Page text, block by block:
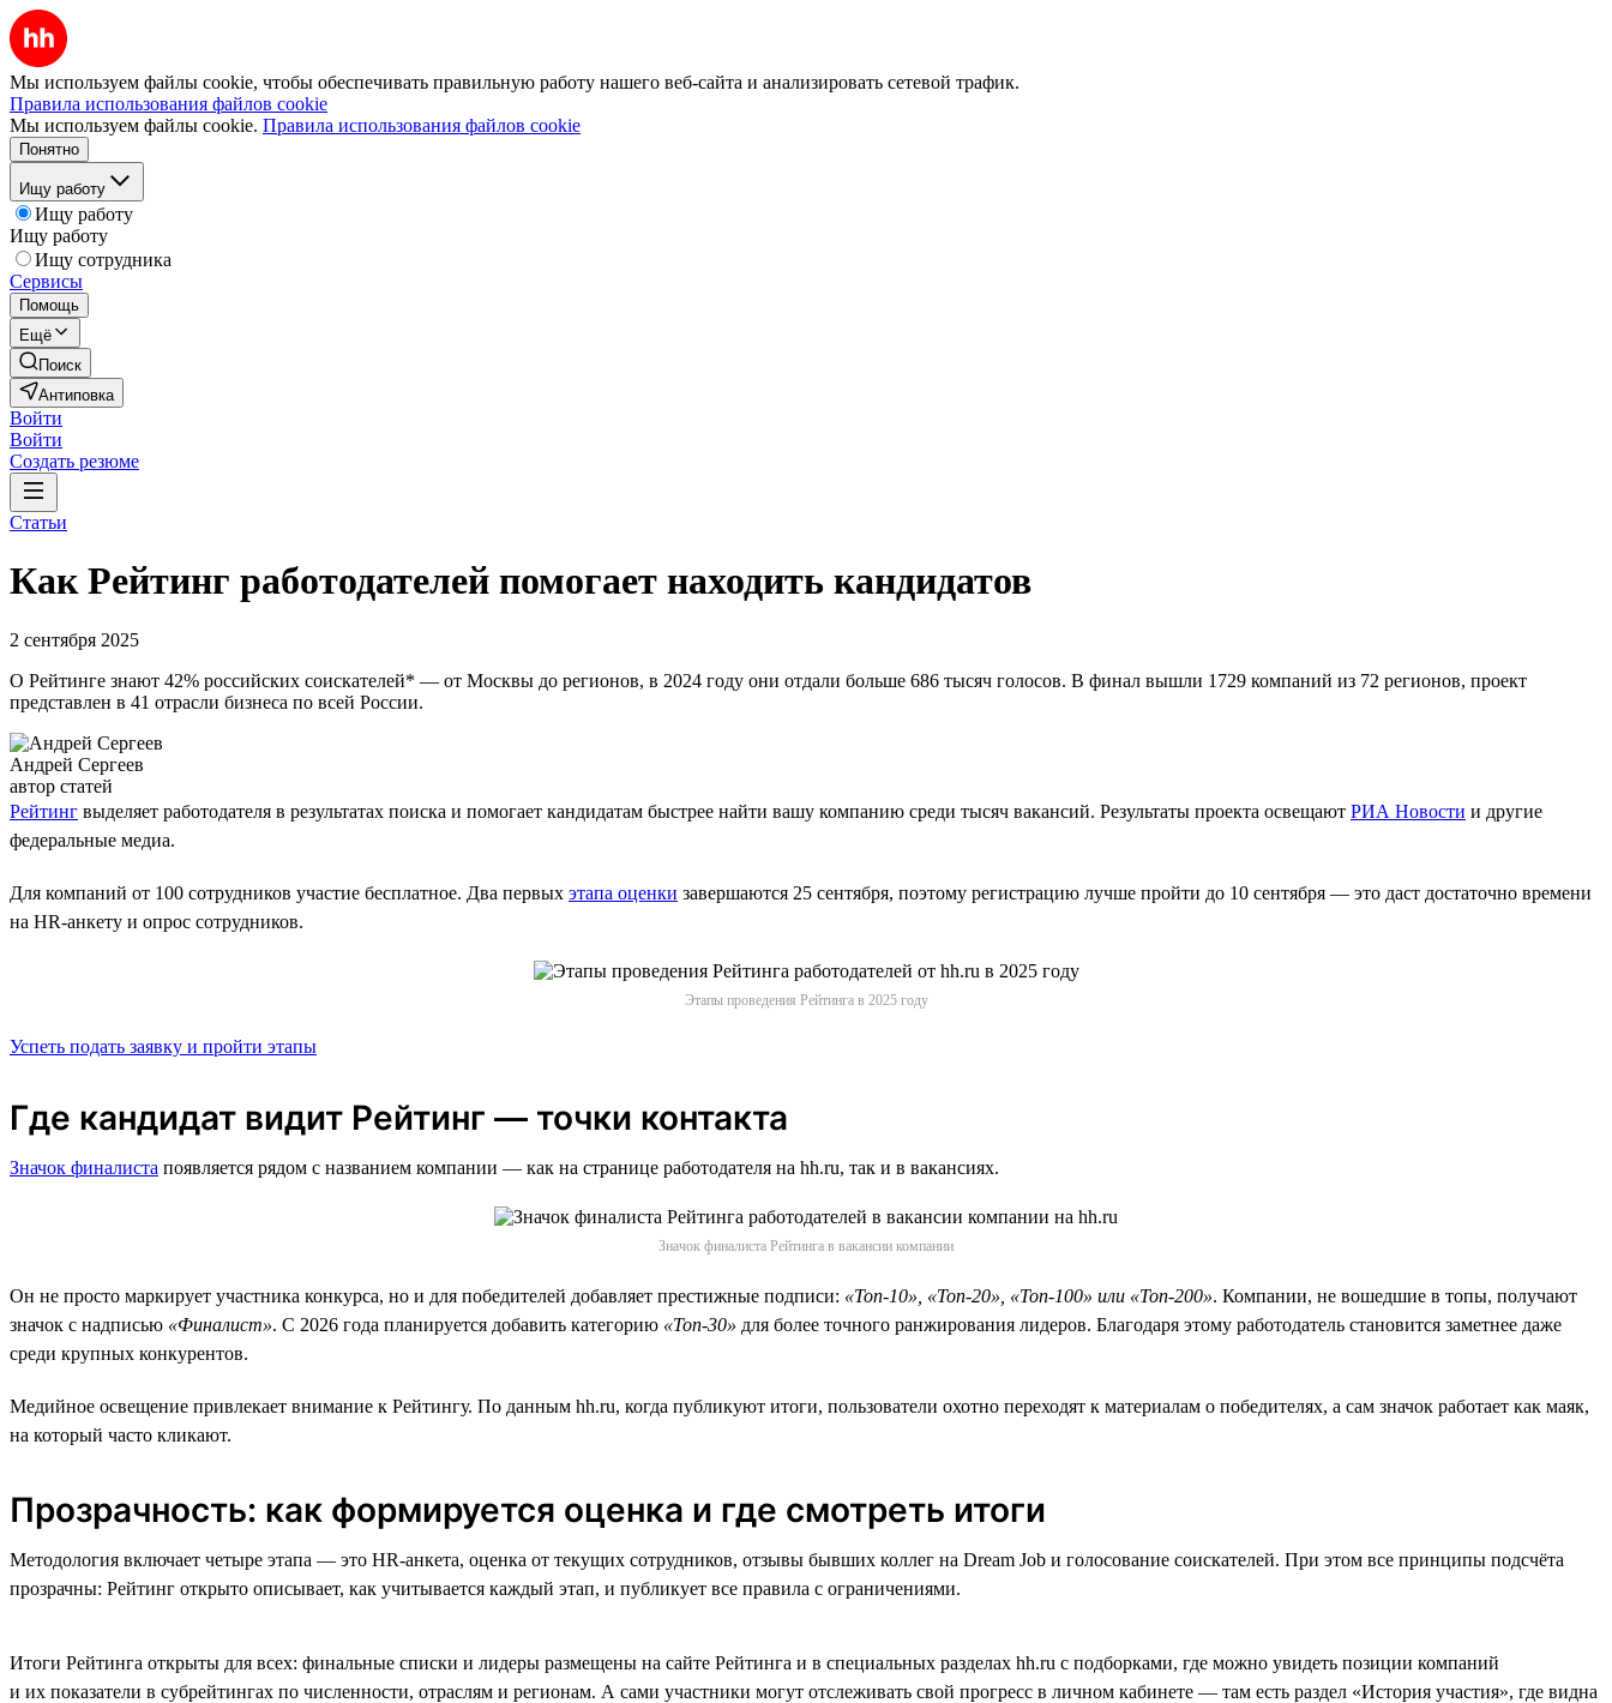
Мы используем файлы cookie, чтобы обеспечивать правильную работу нашего веб-сайта и анализировать сетевой трафик.
Правила использования файлов cookie
Мы используем файлы cookie. Правила использования файлов cookie
Понятно
Ищу работу
Ищу работу
Ищу работу
Ищу сотрудника
Сервисы
Помощь
Ещё
Поиск
Антиповка
Войти
Войти
Создать резюме
Статьи
Как Рейтинг работодателей помогает находить кандидатов
2 сентября 2025
О Рейтинге знают 42% российских соискателей* — от Москвы до регионов, в 2024 году они отдали больше 686 тысяч голосов. В финал вышли 1729 компаний из 72 регионов, проект
представлен в 41 отрасли бизнеса по всей России.
Андрей Сергеев
автор статей
Рейтинг выделяет работодателя в результатах поиска и помогает кандидатам быстрее найти вашу компанию среди тысяч вакансий. Результаты проекта освещают РИА Новости и другие
федеральные медиа.
Для компаний от 100 сотрудников участие бесплатное. Два первых этапа оценки завершаются 25 сентября, поэтому регистрацию лучше пройти до 10 сентября — это даст достаточно времени
на HR-анкету и опрос сотрудников.
Этапы проведения Рейтинга в 2025 году
Успеть подать заявку и пройти этапы
Где кандидат видит Рейтинг — точки контакта
Значок финалиста появляется рядом с названием компании — как на странице работодателя на hh.ru, так и в вакансиях.
Значок финалиста Рейтинга в вакансии компании
Он не просто маркирует участника конкурса, но и для победителей добавляет престижные подписи: «Топ-10», «Топ-20», «Топ-100» или «Топ-200». Компании, не вошедшие в топы, получают
значок с надписью «Финалист». С 2026 года планируется добавить категорию «Топ-30» для более точного ранжирования лидеров. Благодаря этому работодатель становится заметнее даже
среди крупных конкурентов.
Медийное освещение привлекает внимание к Рейтингу. По данным hh.ru, когда публикуют итоги, пользователи охотно переходят к материалам о победителях, а сам значок работает как маяк,
на который часто кликают.
Прозрачность: как формируется оценка и где смотреть итоги
Методология включает четыре этапа — это HR-анкета, оценка от текущих сотрудников, отзывы бывших коллег на Dream Job и голосование соискателей. При этом все принципы подсчёта
прозрачны: Рейтинг открыто описывает, как учитывается каждый этап, и публикует все правила с ограничениями.
Итоги Рейтинга открыты для всех: финальные списки и лидеры размещены на сайте Рейтинга и в специальных разделах hh.ru с подборками, где можно увидеть позиции компаний
и их показатели в субрейтингах по численности, отраслям и регионам. А сами участники могут отслеживать свой прогресс в личном кабинете — там есть раздел «История участия», где видна